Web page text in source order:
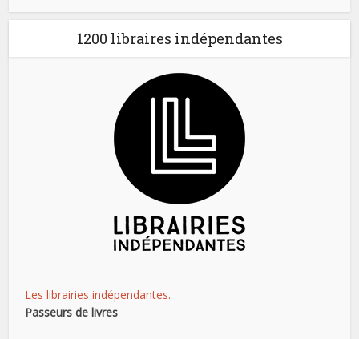
1200 libraires indépendantes
Les librairies indépendantes.
Passeurs de livres